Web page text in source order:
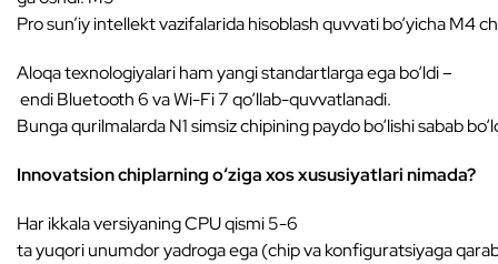
Pro sun’iy intellekt vazifalarida hisoblash quvvati bo‘yicha M4
Aloqa texnologiyalari ham yangi standartlarga ega bo‘ldi –
endi Bluetooth 6 va Wi-Fi 7 qo‘llab-quvvatlanadi.
Bunga qurilmalarda N1 simsiz chipining paydo bo‘lishi sabab
Innovatsion chiplarning o‘ziga xos xususiyatlari nimada?
Har ikkala versiyaning CPU qismi 5-6
ta yuqori unumdor yadroga ega (chip va konfiguratsiyaga